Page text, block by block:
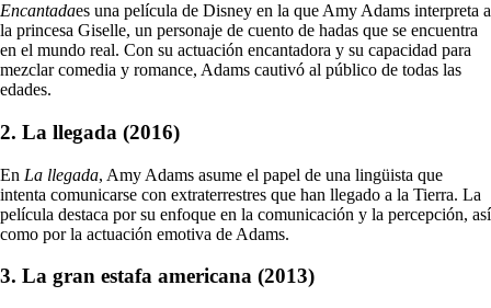
Encantadaes una película de Disney en la que Amy Adams interpreta a
la princesa Giselle, un personaje de cuento de hadas que se encuentra
en el mundo real. Con su actuación encantadora y su capacidad para
mezclar comedia y romance, Adams cautivó al público de todas las
edades.
2. La llegada (2016)
En La llegada, Amy Adams asume el papel de una lingüista que
intenta comunicarse con extraterrestres que han llegado a la Tierra. La
película destaca por su enfoque en la comunicación y la percepción, así
como por la actuación emotiva de Adams.
3. La gran estafa americana (2013)